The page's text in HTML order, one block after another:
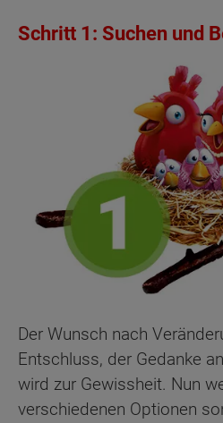
Schritt 1: Suchen und
Der Wunsch nach
Entschluss, der Gedanke
wird zur Gewissheit. Nun
verschiedenen Optionen